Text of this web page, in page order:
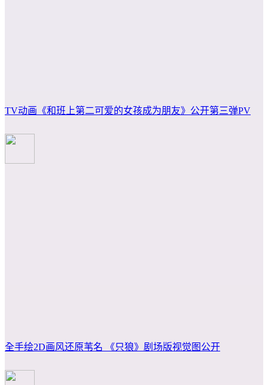
TV动画《和班上第二可爱的女孩成为朋友》公开第三弹PV
全手绘2D画风还原苇名 《只狼》剧场版视觉图公开